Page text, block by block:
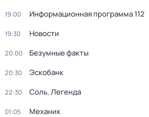
19:00 Информационная программа 112
19:30 Новости
20:00 Безумные факты
20:30 Эскобанк
22:30 Соль. Легенда
01:05 Механик